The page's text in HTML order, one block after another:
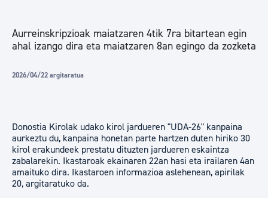
Aurreinskripzioak maiatzaren 4tik 7ra bitartean egin
ahal izango dira eta maiatzaren 8an egingo da zozketa
2026/04/22 argitaratua
Donostia Kirolak udako kirol jardueren "UDA-26" kanpaina
aurkeztu du, kanpaina honetan parte hartzen duten hiriko 30
kirol erakundeek prestatu dituzten jardueren eskaintza
zabalarekin. Ikastaroak ekainaren 22an hasi eta irailaren 4an
amaituko dira. Ikastaroen informazioa aslehenean, apirilak
20, argitaratuko da.